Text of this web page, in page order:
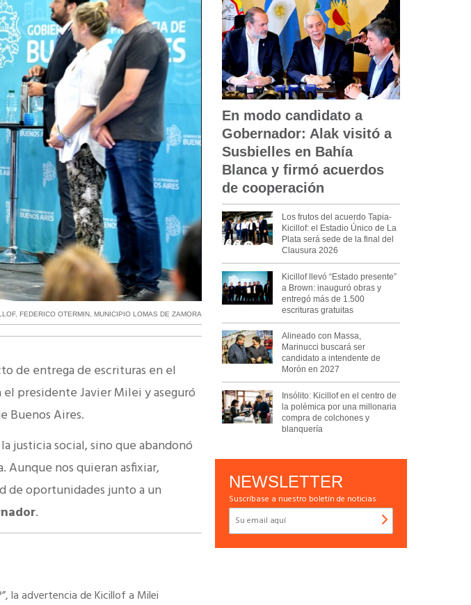
,FEDERICO OTERMIN ,MUNICIPIO LOMAS DE ZAMORA
de entrega de escrituras en el
presidente Javier Milei y aseguró
Buenos Aires.
justicia social, sino que abandonó
Aunque nos quieran asfixiar,
de oportunidades junto a un
.
la advertencia de Kicillof a Milei
En modo candidato a
Gobernador: Alak visitó a
Susbielles en Bahía
Blanca y firmó acuerdos
de cooperación
Los frutos del acuerdo Tapia-
Kicillof: el Estadio Único de La
Plata será sede de la final del
Clausura 2026
Kicillof llevó “Estado presente”
a Brown: inauguró obras y
entregó más de 1.500
escrituras gratuitas
Alineado con Massa,
Marinucci buscará ser
candidato a intendente de
Morón en 2027
Insólito: Kicillof en el centro de
la polémica por una millonaria
compra de colchones y
blanquería
NEWSLETTER
Suscríbase a nuestro boletín de noticias